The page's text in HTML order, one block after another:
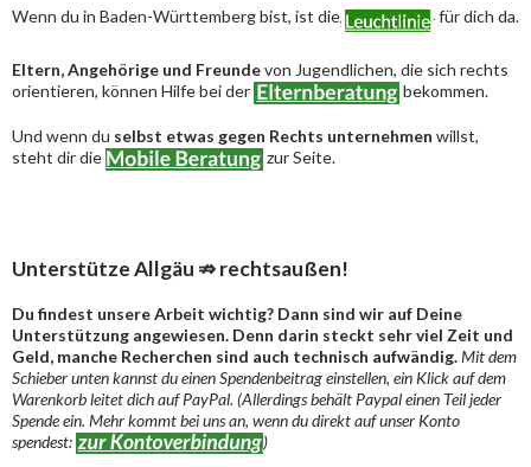
Wenn du in Baden-Württemberg bist, ist die für dich da.
Eltern, Angehörige und Freundevon Jugendlichen, die sich rechts
orientieren, können Hilfe bei der
bekommen.
Und wenn du selbst etwas gegen Rechts unternehmen willst,
steht dir die
zur Seite.
Unterstütze Allgäu ⇏ rechtsaußen!
Du findest unsere Arbeit wichtig? Dann sind wir auf Deine
Unterstützung angewiesen. Denn darin steckt sehr viel Zeit und
Geld, manche Recherchen sind auch technisch aufwändig.Mit dem
Schieber unten kannst du einen Spendenbeitrag einstellen, ein Klick auf dem
Warenkorb leitet dich auf PayPal. (Allerdings behält Paypal einen Teil jeder
Spende ein. Mehr kommt bei uns an, wenn du direkt auf unser Konto
spendest:
)